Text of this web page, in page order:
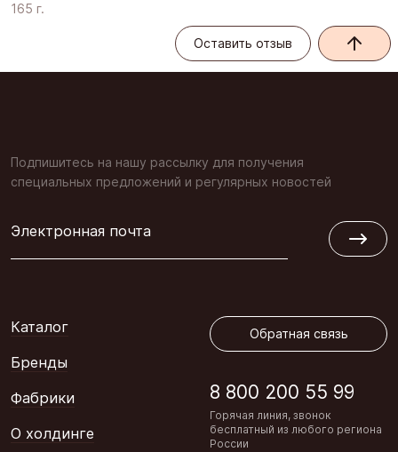
165 г.
Оставить отзыв
Подпишитесь на нашу рассылку для получения
специальных предложений и регулярных новостей
Электронная почта
Каталог
Бренды
Фабрики
О холдинге
Обратная связь
8 800 200 55 99
Горячая линия, звонок
бесплатный из любого региона
России